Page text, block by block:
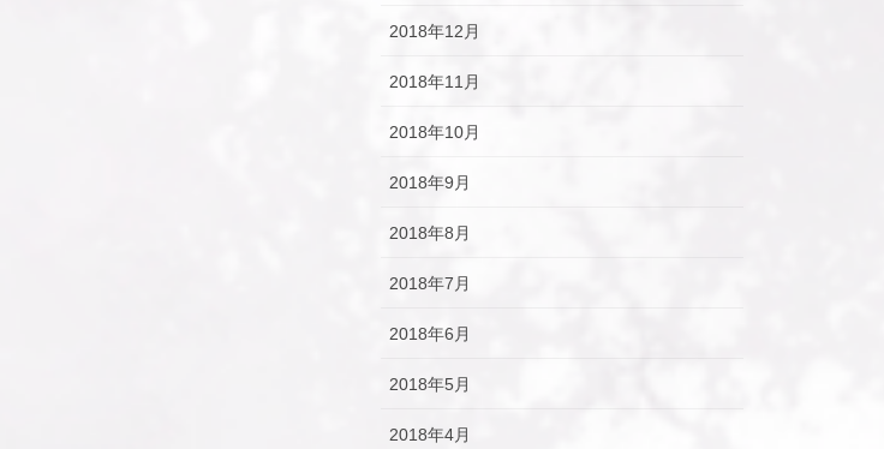
2018年12月
2018年11月
2018年10月
2018年9月
2018年8月
2018年7月
2018年6月
2018年5月
2018年4月